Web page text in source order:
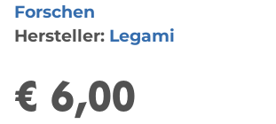
Forschen
Hersteller: Legami
€ 6,00